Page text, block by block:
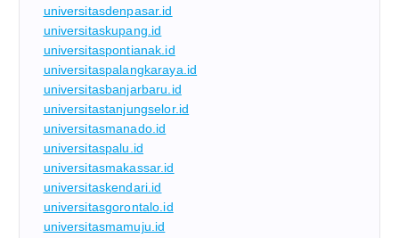
universitasdenpasar.id
universitaskupang.id
universitaspontianak.id
universitaspalangkaraya.id
universitasbanjarbaru.id
universitastanjungselor.id
universitasmanado.id
universitaspalu.id
universitasmakassar.id
universitaskendari.id
universitasgorontalo.id
universitasmamuju.id